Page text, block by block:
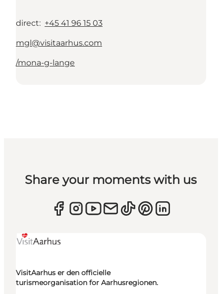
direct: +45 41 96 15 03
mgl@visitaarhus.com
/mona-g-lange
Share your moments with us
VisitAarhus er den officielle
turismeorganisation for Aarhusregionen.